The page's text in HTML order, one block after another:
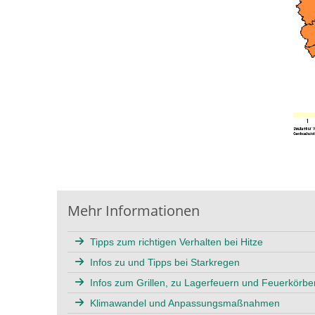
Mehr Informationen
Tipps zum richtigen Verhalten bei Hitze
Infos zu und Tipps bei Starkregen
Infos zum Grillen, zu Lagerfeuern und
Klimawandel und Anpassungsmaßnahmen